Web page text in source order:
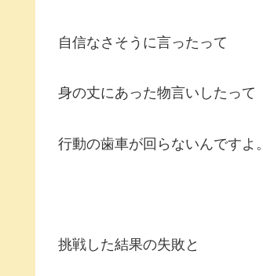
自信なさそうに言ったって
身の丈にあった物言いしたって
行動の歯車が回らないんですよ。
挑戦した結果の失敗と